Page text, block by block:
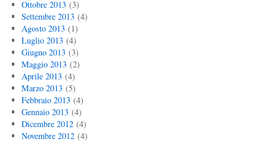
Ottobre 2013(3)
Settembre 2013(4)
Agosto 2013(1)
Luglio 2013(4)
Giugno 2013(3)
Maggio 2013(2)
Aprile 2013(4)
Marzo 2013(5)
Febbraio 2013(4)
Gennaio 2013(4)
Dicembre 2012(4)
Novembre 2012(4)